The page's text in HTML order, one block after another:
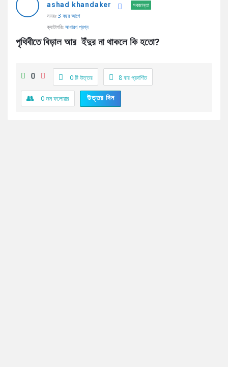
Latest
ashad khandaker
সবজান্তা
সময়ঃ 3 বছর আগে
ক্যাটাগরিঃ সাধারণ প্রশ্ন
পৃথিবীতে বিড়াল আর  ইঁদুর না থাকলে কি হতো?
0 0 টি উত্তর 8বার প্রদর্শিত
0জন ফলোয়ার উত্তর দিন